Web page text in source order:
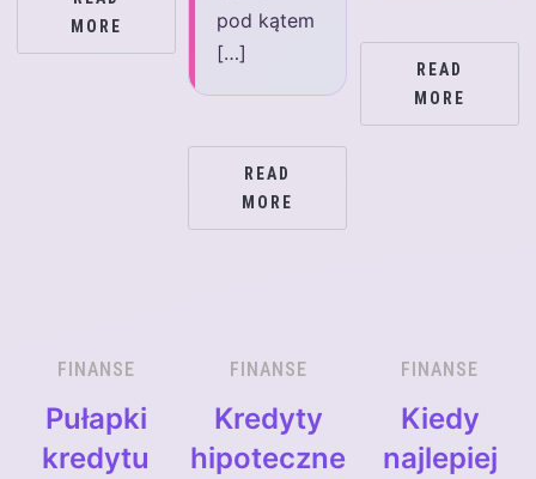
MORE
pod kątem
[…]
READ
MORE
READ
MORE
FINANSE
Pułapki
kredytu
FINANSE
Kredyty
hipoteczne
FINANSE
Kiedy
najlepiej